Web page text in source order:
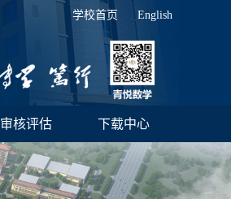
学校首页 English
审核评估 下载中心